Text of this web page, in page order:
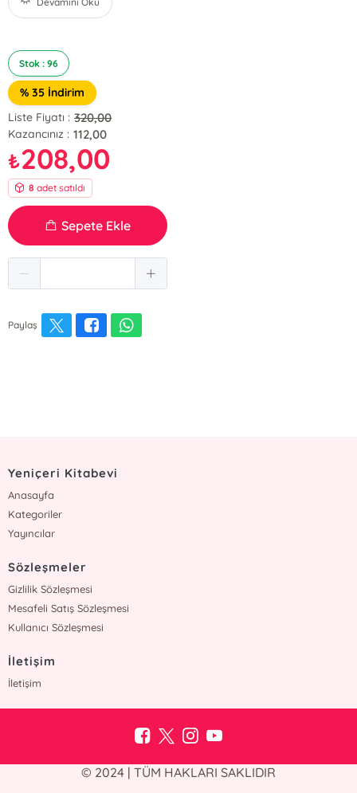
Stok : 96
% 35 İndirim
Liste Fiyatı : 320,00
Kazancınız : 112,00
₺208,00
8 adet satıldı
Sepete Ekle
Paylaş
Yeniçeri Kitabevi
Anasayfa
Kategoriler
Yayıncılar
Sözleşmeler
Gizlilik Sözleşmesi
Mesafeli Satış Sözleşmesi
Kullanıcı Sözleşmesi
İletişim
İletişim
© 2024 | TÜM HAKLARI SAKLIDIR